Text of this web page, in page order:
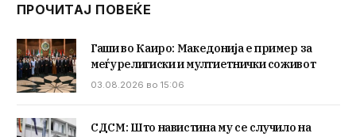
ПРОЧИТАЈ ПОВЕЌЕ
Гаши во Каиро: Македонија е пример за
меѓурелигиски и мултиетнички соживот
03.08.2026 во 15:06
СДСМ: Што навистина му се случило на